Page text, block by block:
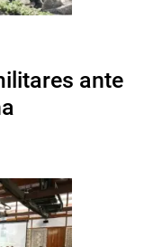
ante